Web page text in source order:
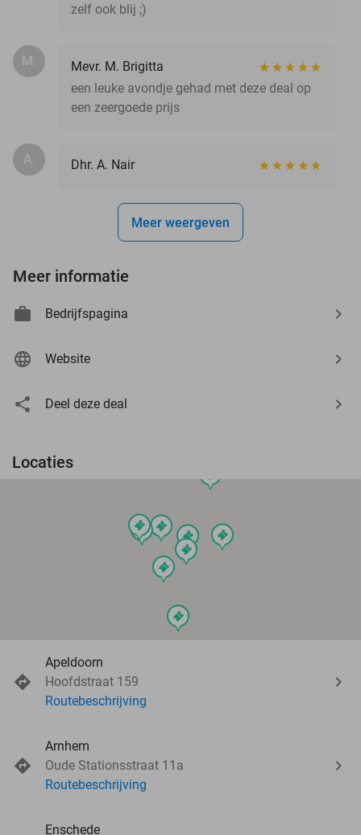
zelf ook blij ;)
M.
Mevr. M. Brigitta
een leuke avondje gehad met deze deal op
een zeergoede prijs
A. Dhr. A. Nair
Meer weergeven
Meer informatie
Bedrijfspagina
Website
Deel deze deal
Locaties
events
events
events
events
events
events
events
events
Apeldoorn
Hoofdstraat 159
Routebeschrijving
Arnhem
Oude Stationsstraat 11a
Routebeschrijving
Enschede